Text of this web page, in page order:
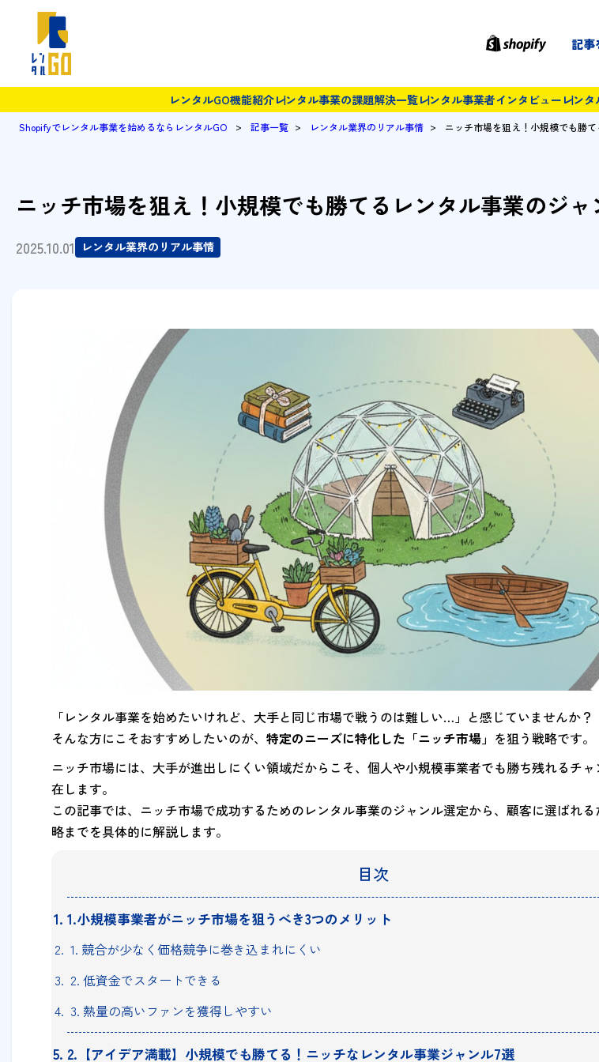
記事
レンタルGO機能紹介レンタル事業の課題解決一覧レンタル事業者インタビュー レン
Shopifyでレンタル事業を始めるならレンタルGO > 記事一覧 > レンタル業界のリアル事情 > ニッチ市場を狙え！小規模でも勝
ニッチ市場を狙え！小規模でも勝てるレンタル事業のジ
2025.10.01 レンタル業界のリアル事情
「レンタル事業を始めたいけれど、大手と同じ市場で戦うのは難しい…」と感じていませんか？
そんな方にこそおすすめしたいのが、 特定のニーズに特化した「ニッチ市場」 を狙う戦略です。
ニッチ市場には、大手が進出しにくい領域だからこそ、個人や小規模事業者でも勝ち残れるチ
在します。
この記事では、ニッチ市場で成功するためのレンタル事業のジャンル選定から、顧客に選ばれ
略までを具体的に解説します。
目次
1.小規模事業者がニッチ市場を狙うべき3つのメリット
1. 競合が少なく価格競争に巻き込まれにくい
2. 低資金でスタートできる
3. 熱量の高いファンを獲得しやすい
2.【アイデア満載】小規模でも勝てる！ニッチなレンタル事業ジャンル7選